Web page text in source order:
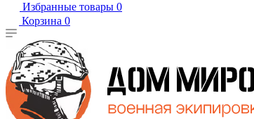
Избранные товары 0
Корзина 0